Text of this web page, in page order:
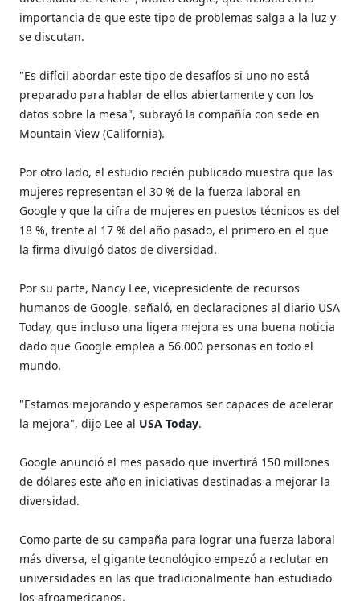
importancia de que este tipo de problemas salga a la luz y
se discutan.
"Es difícil abordar este tipo de desafíos si uno no está
preparado para hablar de ellos abiertamente y con los
datos sobre la mesa", subrayó la compañía con sede en
Mountain View (California).
Por otro lado, el estudio recién publicado muestra que las
mujeres representan el 30 % de la fuerza laboral en
Google y que la cifra de mujeres en puestos técnicos es del
18 %, frente al 17 % del año pasado, el primero en el que
la firma divulgó datos de diversidad.
Por su parte, Nancy Lee, vicepresidente de recursos
humanos de Google, señaló, en declaraciones al diario USA
Today, que incluso una ligera mejora es una buena noticia
dado que Google emplea a 56.000 personas en todo el
mundo.
"Estamos mejorando y esperamos ser capaces de acelerar
la mejora", dijo Lee al USA Today.
Google anunció el mes pasado que invertirá 150 millones
de dólares este año en iniciativas destinadas a mejorar la
diversidad.
Como parte de su campaña para lograr una fuerza laboral
más diversa, el gigante tecnológico empezó a reclutar en
universidades en las que tradicionalmente han estudiado
los afroamericanos.